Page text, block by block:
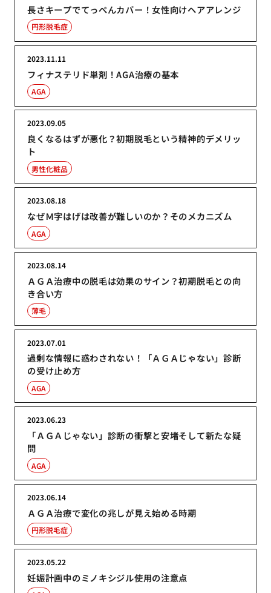
長さキープでてっぺんカバー！女性向けヘアアレンジ
円形脱毛症
フィナステリド単剤！AGA治療の基本
2023.11.11
AGA
良くなるはずが悪化？初期脱毛という精神的デメリッ
ト
2023.09.05
男性化粧品
なぜＭ字はげは改善が難しいのか？そのメカニズム
2023.08.18
AGA
ＡＧＡ治療中の脱毛は効果のサイン？初期脱毛との向
き合い方
2023.08.14
薄毛
過剰な情報に惑わされない！「ＡＧＡじゃない」診断
の受け止め方
2023.07.01
AGA
「ＡＧＡじゃない」診断の衝撃と安堵そして新たな疑
問
2023.06.23
AGA
ＡＧＡ治療で変化の兆しが見え始める時期
2023.06.14
円形脱毛症
妊娠計画中のミノキシジル使用の注意点
2023.05.22